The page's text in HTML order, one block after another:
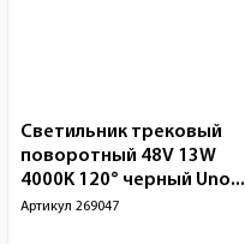
Светильник трековый
поворотный 48V 13W
4000K 120° черный Uno...
Артикул 269047